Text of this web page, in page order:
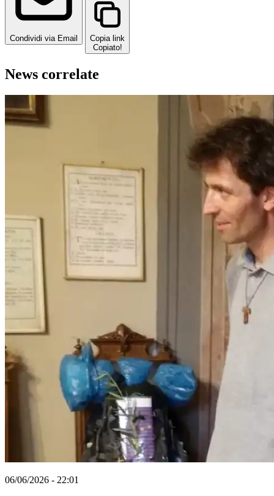
Condividi via Email
Copia link
Copiato!
News correlate
06/06/2026 - 22:01